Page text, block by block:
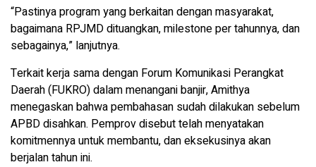
“Pastinya program yang berkaitan dengan masyarakat,
bagaimana RPJMD dituangkan, milestone per tahunnya, dan
sebagainya,” lanjutnya.
Terkait kerja sama dengan Forum Komunikasi Perangkat
Daerah (FUKRO) dalam menangani banjir, Amithya
menegaskan bahwa pembahasan sudah dilakukan sebelum
APBD disahkan. Pemprov disebut telah menyatakan
komitmennya untuk membantu, dan eksekusinya akan
berjalan tahun ini.